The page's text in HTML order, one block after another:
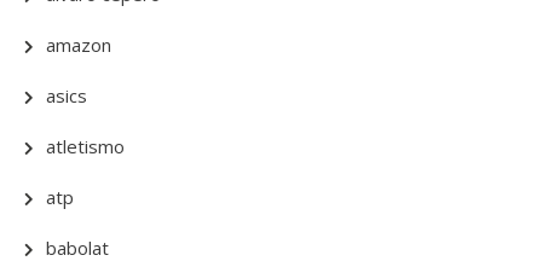
amazon
asics
atletismo
atp
babolat